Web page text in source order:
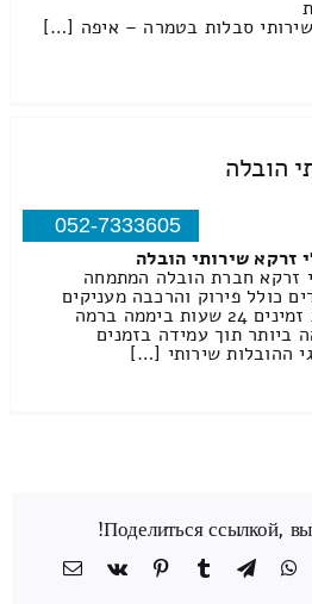
סבלות בטמרה – איפה […]
הובלה
052-7333605
זרקא שירותי הובלה
זרקא חברת הובלה המתמחה
כולל פירוק והרכבה מעניקים
שירות זמינים 24 שעות ביממה ברמה
ביותר תוך עמידה בזמנים
ההובלות שירותי […]
Поделиться ссылкой,
WhatsApp
Telegram
Tumblr
Pinterest
Vk
כתובת